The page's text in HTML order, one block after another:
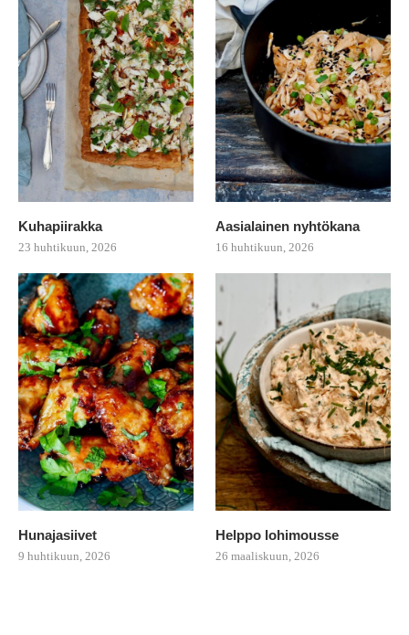
Kuhapiirakka
23 huhtikuun, 2026
Aasialainen nyhtökana
16 huhtikuun, 2026
Hunajasiivet
9 huhtikuun, 2026
Helppo lohimousse
26 maaliskuun, 2026